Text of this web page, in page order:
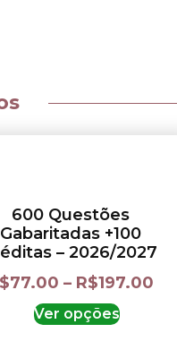
600 Questões
Gabaritadas +100
– 2026/2027
77.00 – R$197.00
Ver opções